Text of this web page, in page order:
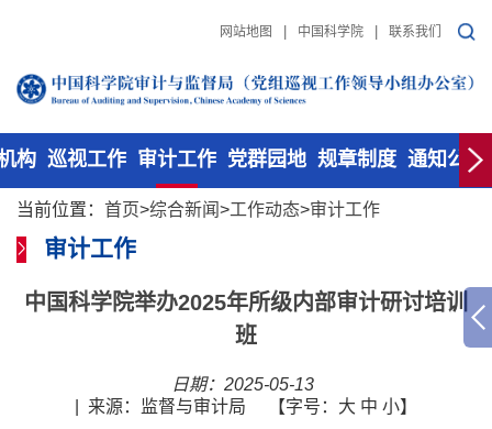
网站地图 中国科学院 联系我们
构 巡视工作 审计工作 党群园地 规章制度 通知公告
当前位置： 首页>综合新闻>工作动态>审计工作
审计工作
中国科学院举办2025年所级内部审计研讨培训
班
日期：2025-05-13
来源：监督与审计局 【字号： 大 中 小】